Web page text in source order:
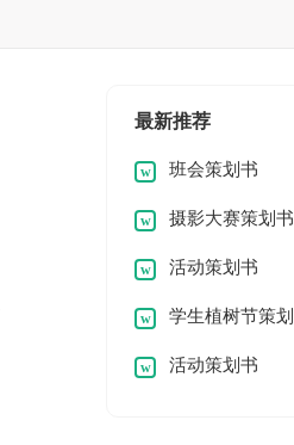
最新推荐
班会策划书
摄影大赛策划书
活动策划书
学生植树节策划
书 活动策划书